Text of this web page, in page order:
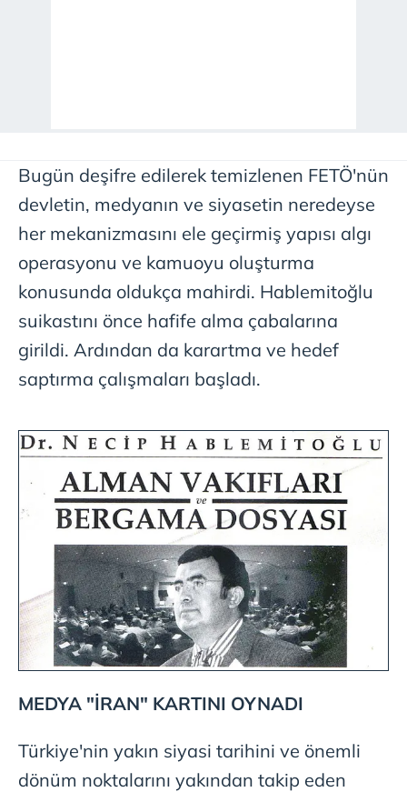
Bugün deşifre edilerek temizlenen FETÖ'nün
devletin, medyanın ve siyasetin neredeyse
her mekanizmasını ele geçirmiş yapısı algı
operasyonu ve kamuoyu oluşturma
konusunda oldukça mahirdi. Hablemitoğlu
suikastını önce hafife alma çabalarına
girildi. Ardından da karartma ve hedef
saptırma çalışmaları başladı.
MEDYA "İRAN" KARTINI OYNADI
Türkiye'nin yakın siyasi tarihini ve önemli
dönüm noktalarını yakından takip eden